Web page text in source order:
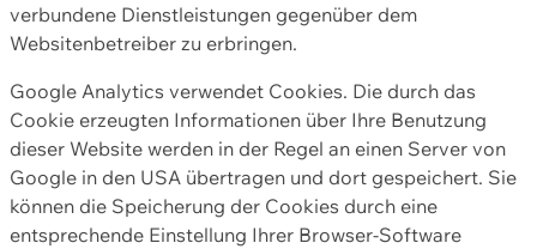
verbundene Dienstleistungen gegenüber dem
Websitenbetreiber zu erbringen.
Google Analytics verwendet Cookies. Die durch das
Cookie erzeugten Informationen über Ihre Benutzung
dieser Website werden in der Regel an einen Server von
Google in den USA übertragen und dort gespeichert. Sie
können die Speicherung der Cookies durch eine
entsprechende Einstellung Ihrer Browser-Software